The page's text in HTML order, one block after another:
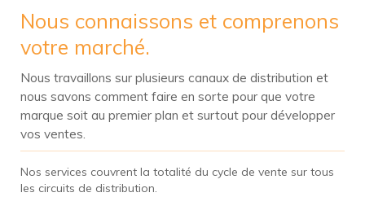
Nous connaissons et comprenons
votre marché.
Nous travaillons sur plusieurs canaux de distribution et
nous savons comment faire en sorte pour que votre
marque soit au premier plan et surtout pour développer
vos ventes.
Nos services couvrent la totalité du cycle de vente sur tous
les circuits de distribution.